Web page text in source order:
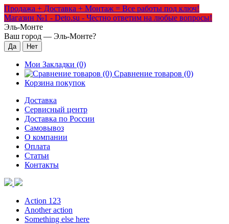
Продажа + Доставка + Монтаж = Все работы под ключ!
Магазин №1 - Deto.su - Честно ответим на любые вопросы!
Эль-Монте
Ваш город — Эль-Монте?
Мои Закладки (0)
Сравнение товаров (0)
Корзина покупок
Доставка
Сервисный центр
Доставка по России
Самовывоз
О компании
Оплата
Статьи
Контакты
Action 123
Another action
Something else here